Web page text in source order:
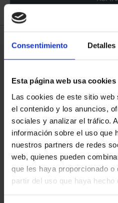
Consentimiento Detalles
Esta página web usa cookies
Las cookies de este sitio
el contenido y los anuncios,
sociales y analizar el tráfico.
información sobre el uso que
nuestros partners de redes
web, quienes pueden
que les haya proporcionado o
partir del uso que haya
6 Productos encontrados
CAPITALES ESPAÑOLAS
- PALENCIA
73,00 €